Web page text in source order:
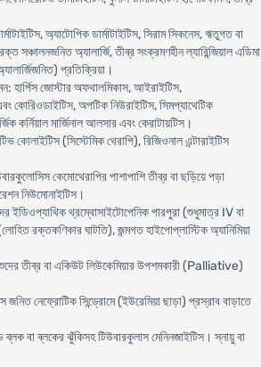
অ্যাটোপিক ডার্মাটাইটিস, সিরাম সিকনেস, ঋতুগত বা
সঞ্চালনজনিত অ্যালার্জি, তীব্র সংক্রমণহীন ল্যারিন্জিয়াল এডিমা
প্রতিক্রিয়া।
হার্পিস জোস্টার অফথালমিকাস, আইরাইটিস,
কোরিওডাইটিস, অপটিক নিউরাইটিস, সিমপ্যাথেটিক
কর্নিয়াল মার্জিনাল আলসার এবং কেরাটায়টিস।
কোলাইটিস (সিস্টেমিক থেরাপি), রিজিওনাল এন্টারাইটিস
কেমোথেরাপির পাশাপাশি তীব্র বা ছড়িয়ে পড়া
নিউমোনাইটিস।
ইডিওপ্যাথিক থ্রম্বোসাইটোপেনিক পারপুরা (শুধুমাত্র IV বা
রক্তকণিকার ঘাটতি), জন্মগত হাইপোপ্লাস্টিক অ্যানিমিয়া
তীব্র বা একিউট লিউকেমিয়ার উপশমকারী (Palliative)
নেফ্রোটিক সিন্ড্রোমে (ইউরেমিয়া ছাড়া) প্রস্রাব বাড়াতে
বা ব্লকের ঝুঁকিসহ টিউবারকুলাস মেনিনজাইটিস। স্নায়ু বা